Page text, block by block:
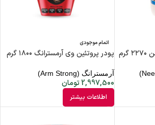
اتمام موجودی
پودر پروتئین وی آرمسترانگ ۱۸۰۰ گرم
آرمسترانگ (Arm Strong)
2,997,500 تومان
اطلاعات بیشتر